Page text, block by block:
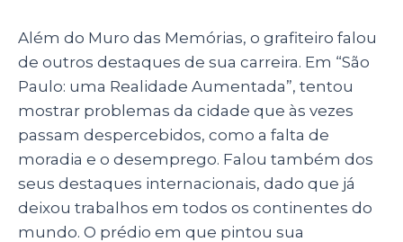
Além do Muro das Memórias, o grafiteiro falou
de outros destaques de sua carreira. Em “São
Paulo: uma Realidade Aumentada”, tentou
mostrar problemas da cidade que às vezes
passam despercebidos, como a falta de
moradia e o desemprego. Falou também dos
seus destaques internacionais, dado que já
deixou trabalhos em todos os continentes do
mundo. O prédio em que pintou sua